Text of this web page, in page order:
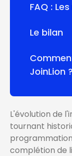
FAQ :
Le bilan
JoinLion ?
L'évolution de
tournant
complétion de